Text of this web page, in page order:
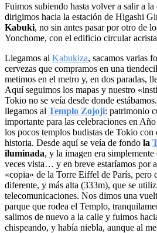
Fuimos subiendo hasta volver a salir a
dirigimos hacia la estación de Higashi
Kabuki, no sin antes pasar por otro de
Yonchome, con el edificio circular
Llegamos al Kabukiza, sacamos varias
cervezas que compramos en una
metimos en el metro y, en dos paradas,
Aquí seguimos los mapas y nuestro
Tokio no se veía desde donde
llegamos al Templo Zojoji: patrimonio
importante para las celebraciones en
los pocos templos budistas de Tokio con
historia. Desde aquí se veía de fondo la
iluminada, y la imagen era simplemente
veces vista… y en breve estaríamos por
«copia» de la Torre Eiffel de París, pero
diferente, y más alta (333m), que se
telecomunicaciones. Nos dimos una
parque que rodea el Templo,
salimos de nuevo a la calle y fuimos
chispeando, y había niebla, aunque al